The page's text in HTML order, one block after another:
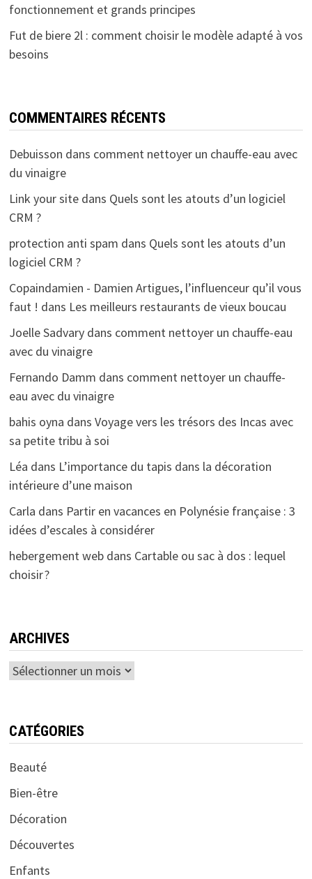
fonctionnement et grands principes
Fut de biere 2l : comment choisir le modèle adapté à vos
besoins
COMMENTAIRES RÉCENTS
Debuisson dans comment nettoyer un chauffe-eau avec
du vinaigre
Link your sitedans Quels sont les atouts d’un logiciel
CRM ?
protection anti spam dans Quels sont les atouts d’un
logiciel CRM ?
Copaindamien - Damien Artigues, l’influenceur qu’il vous
faut ! dans Les meilleurs restaurants de vieux boucau
Joelle Sadvarydans comment nettoyer un chauffe-eau
avec du vinaigre
Fernando Damm dans comment nettoyer un chauffe-
eau avec du vinaigre
bahis oyna dans Voyage vers les trésors des Incas avec
sa petite tribu à soi
Léa dans L’importance du tapis dans la décoration
intérieure d’une maison
Carla dans Partir en vacances en Polynésie française : 3
idées d’escales à considérer
hebergement webdans Cartable ou sac à dos : lequel
choisir ?
ARCHIVES
Archives
CATÉGORIES
Beauté
Bien-être
Décoration
Découvertes
Enfants